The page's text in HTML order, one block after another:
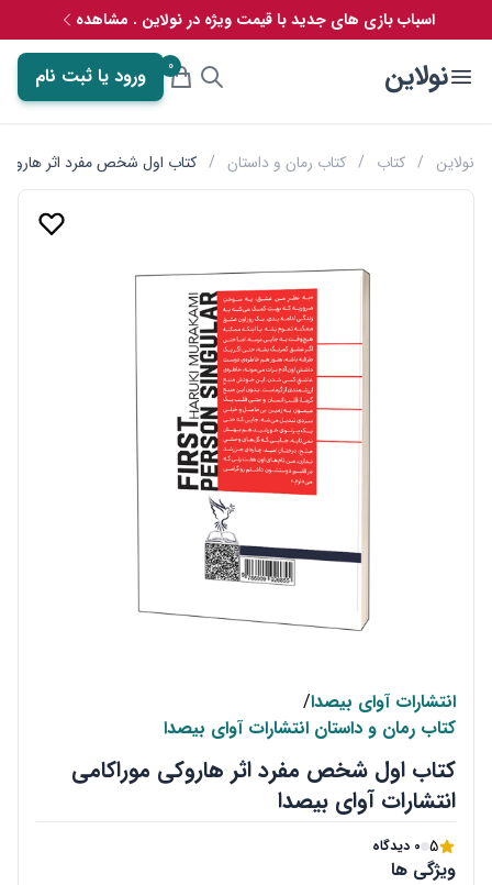
اسباب بازی های جدید با قیمت ویژه در نولاین . مشاهده
نولاین 0 ورود یا ثبت نام
نولاین / کتاب / کتاب رمان و داستان / کتاب اول شخص مفرد اثر هاروکی
انتشارات آوای بیصدا/
کتاب رمان و داستان انتشارات آوای بیصدا
کتاب اول شخص مفرد اثر هاروکی موراکامی
انتشارات آوای بیصدا
5 0 دیدگاه
ویژگی ها